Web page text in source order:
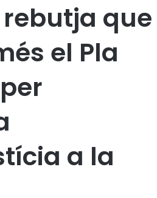
rebutja que
el Pla
a la